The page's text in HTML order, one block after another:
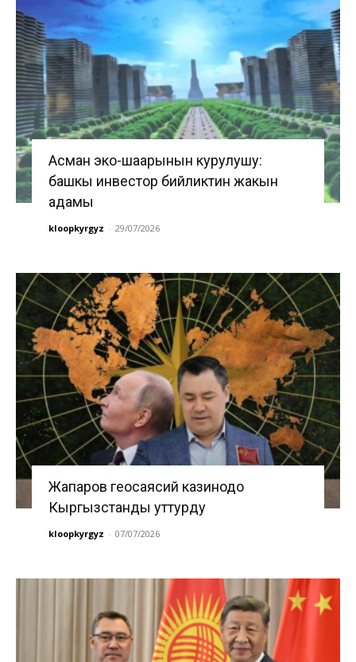
Асман эко-шаарынын курулушу:
башкы инвестор бийликтин жакын
адамы
kloopkyrgyz - 29/07/2026
Жапаров геосаясий казинодо
Кыргызстанды уттурду
kloopkyrgyz - 07/07/2026